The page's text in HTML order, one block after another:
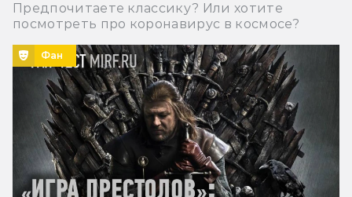
Предпочитаете классику? Или хотите
посмотреть про коронавирус в космосе?
Фан